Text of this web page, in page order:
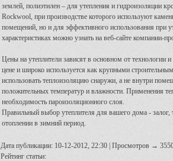
землей, полиэтилен – для утепления и гидроизоляции
Rockwool, при производстве которого используют
помещений, но и для эффективного использования при
характеристиках можно узнать на веб-сайте компании-
Цены на утеплители зависят в основном от технологии
цене и широко используется как крупными
использовать теплоизоляцию снаружи, а не внутри
положительных температур и влажности. Применения
необходимость пароизоляционного слоя.
Правильный выбор утеплителя для вашего дома -
отоплении в зимний период.
Дата публикации: 10-12-2012, 22:30 | Просмотров →
Рейтинг статьи: